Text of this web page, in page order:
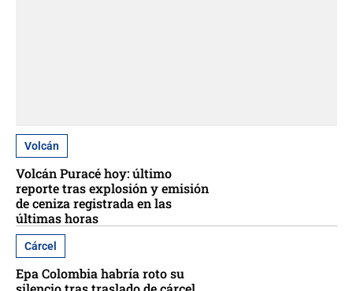
Volcán
Volcán Puracé hoy: último
reporte tras explosión y emisión
de ceniza registrada en las
últimas horas
Cárcel
Epa Colombia habría roto su